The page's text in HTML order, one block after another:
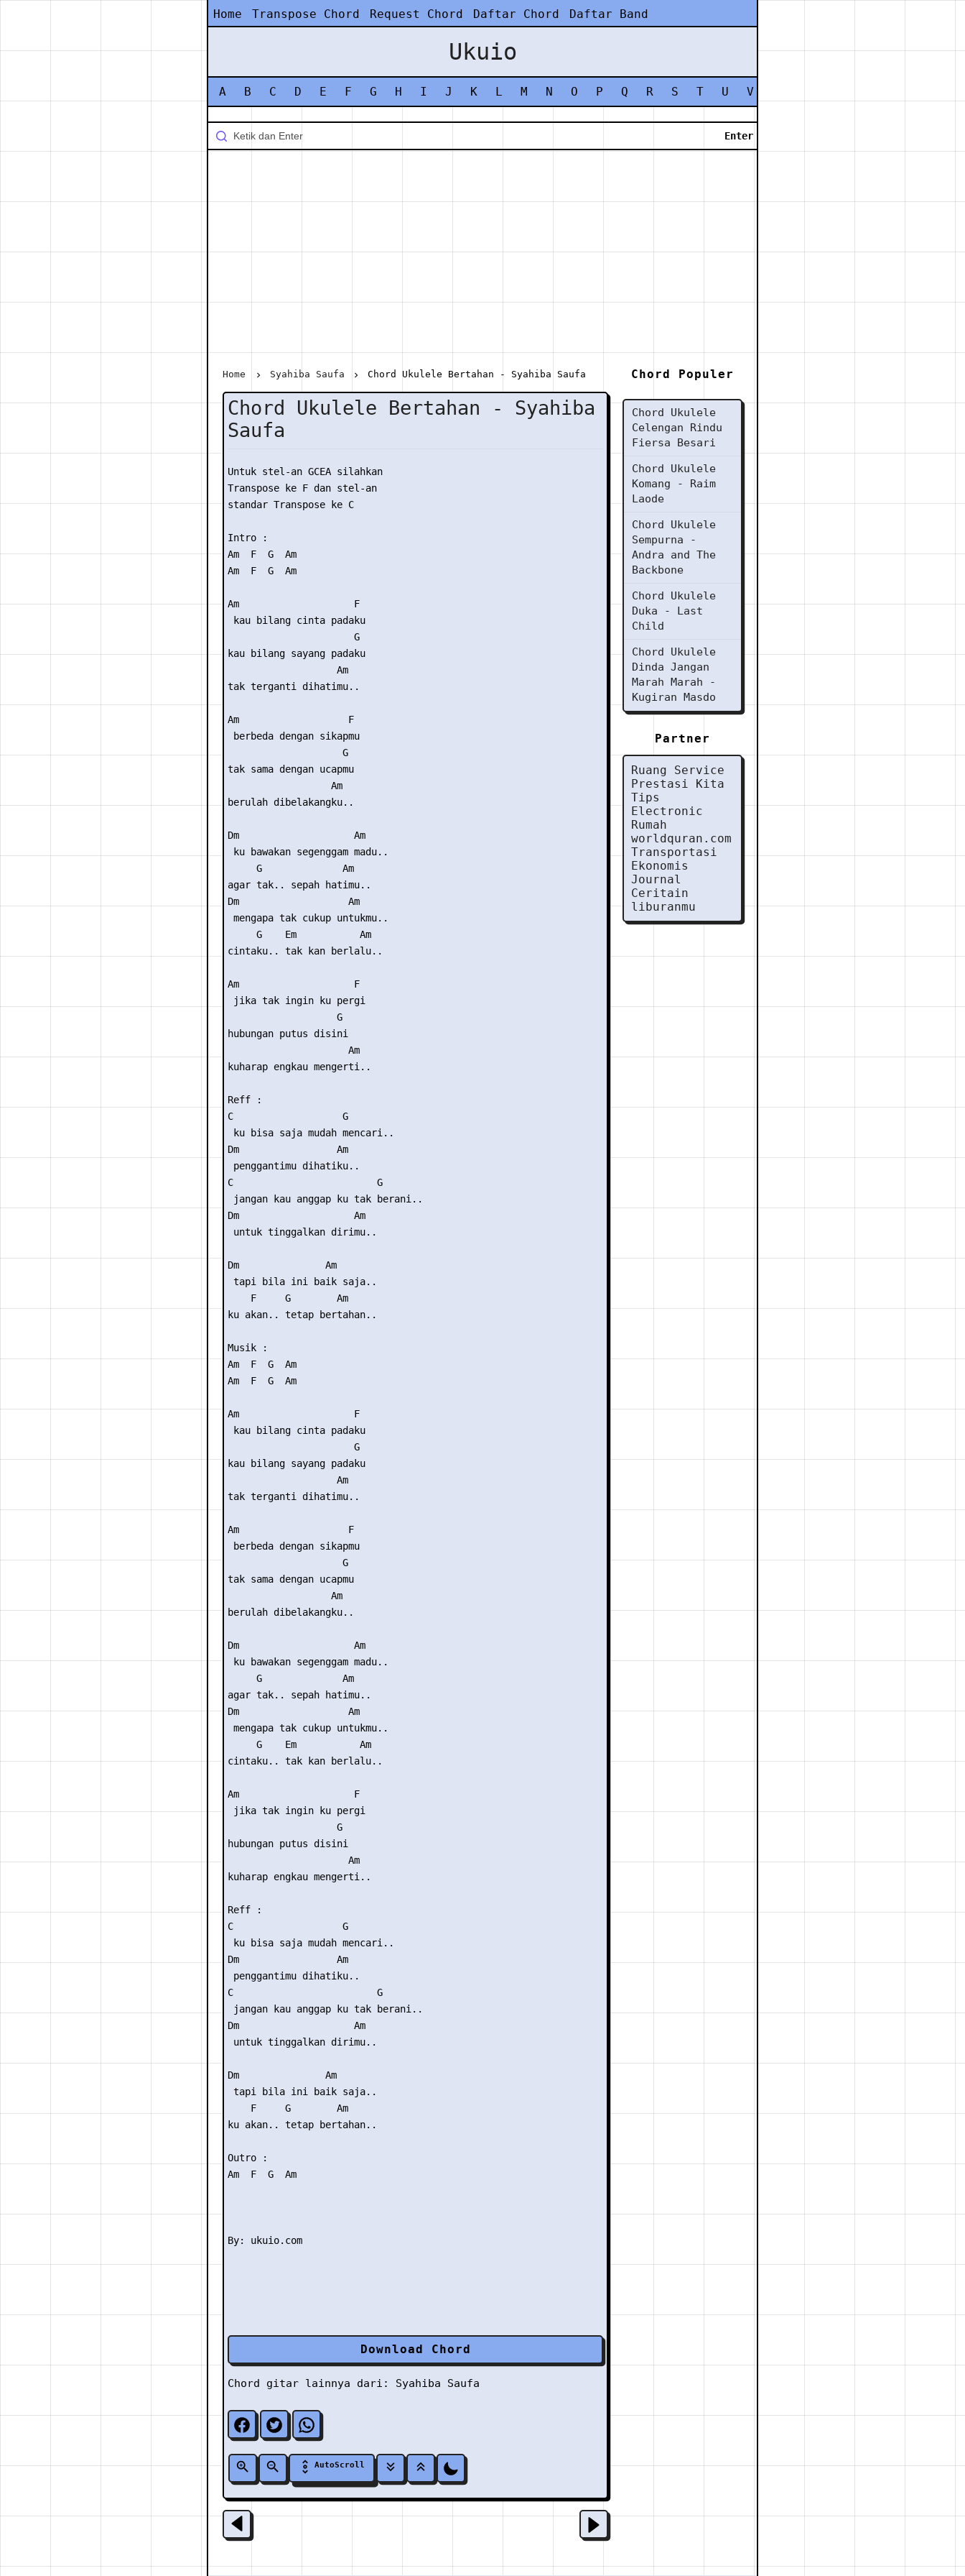
Home Transpose Chord Request Chord Daftar Chord Daftar Band
Ukuio
A B C D E F G H I J K L M N O P Q R S T U V
Home Syahiba Saufa Chord Ukulele Bertahan - Syahiba Saufa
Chord Ukulele Bertahan - Syahiba
Saufa
Untuk stel-an GCEA silahkan
Transpose ke F dan stel-an
standar Transpose ke C
Intro :
Am  F  G  Am
Am  F  G  Am
Am                    F
kau bilang cinta padaku
                      G
kau bilang sayang padaku
                   Am
tak terganti dihatimu..
Am                   F
berbeda dengan sikapmu
                    G
tak sama dengan ucapmu
                  Am
berulah dibelakangku..
Dm                    Am
ku bawakan segenggam madu..
     G              Am
agar tak.. sepah hatimu..
Dm                   Am
mengapa tak cukup untukmu..
     G    Em           Am
cintaku.. tak kan berlalu..
Am                    F
jika tak ingin ku pergi
                   G
hubungan putus disini
                     Am
kuharap engkau mengerti..
Reff :
C                   G
ku bisa saja mudah mencari..
Dm                 Am
penggantimu dihatiku..
C                         G
jangan kau anggap ku tak berani..
Dm                    Am
untuk tinggalkan dirimu..
Dm               Am
tapi bila ini baik saja..
    F     G        Am
ku akan.. tetap bertahan..
Musik :
Am  F  G  Am
Am  F  G  Am
Am                    F
kau bilang cinta padaku
                      G
kau bilang sayang padaku
                   Am
tak terganti dihatimu..
Am                   F
berbeda dengan sikapmu
                    G
tak sama dengan ucapmu
                  Am
berulah dibelakangku..
Dm                    Am
ku bawakan segenggam madu..
     G              Am
agar tak.. sepah hatimu..
Dm                   Am
mengapa tak cukup untukmu..
     G    Em           Am
cintaku.. tak kan berlalu..
Am                    F
jika tak ingin ku pergi
                   G
hubungan putus disini
                     Am
kuharap engkau mengerti..
Reff :
C                   G
ku bisa saja mudah mencari..
Dm                 Am
penggantimu dihatiku..
C                         G
jangan kau anggap ku tak berani..
Dm                    Am
untuk tinggalkan dirimu..
Dm               Am
tapi bila ini baik saja..
    F     G        Am
ku akan.. tetap bertahan..
Outro :
Am  F  G  Am
Download Chord
Chord gitar lainnya dari: Syahiba Saufa
AutoScroll
Chord Populer
Chord Ukulele
Celengan Rindu
Fiersa Besari
Chord Ukulele
Komang - Raim
Laode
Chord Ukulele
Sempurna -
Andra and The
Backbone
Chord Ukulele
Duka - Last
Child
Chord Ukulele
Dinda Jangan
Marah Marah -
Kugiran Masdo
Partner
Ruang Service
Prestasi Kita
Tips
Electronic
Rumah
worldquran.com
Transportasi
Ekonomis
Journal
Ceritain
liburanmu